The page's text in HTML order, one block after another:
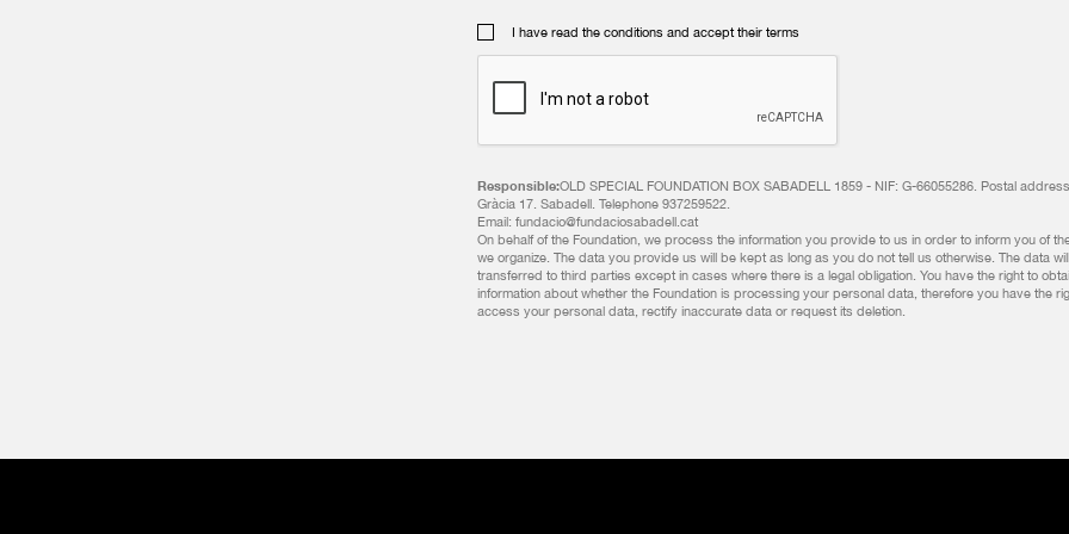
I have read the conditions and accept their terms
Responsible:OLD SPECIAL FOUNDATION BOX SABADELL 1859 - NIF: G-66055286. Postal
Gràcia 17. Sabadell. Telephone 937259522.
Email: fundacio@fundaciosabadell.cat
On behalf of the Foundation, we process the information you provide to us in order to inform you of
we organize. The data you provide us will be kept as long as you do not tell us otherwise. The data
transferred to third parties except in cases where there is a legal obligation. You have the right to
information about whether the Foundation is processing your personal data, therefore you have the
access your personal data, rectify inaccurate data or request its deletion.